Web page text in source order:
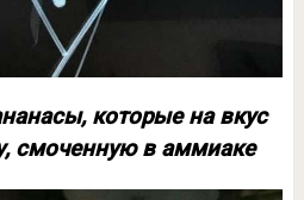
которые на вкус
смоченную в аммиаке